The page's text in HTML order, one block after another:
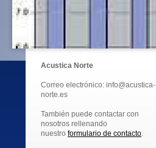
Acustica Norte
Correo electrónico: info@acustica-
norte.es
También puede contactar con
nosotros rellenando
nuestro formulario de contacto.